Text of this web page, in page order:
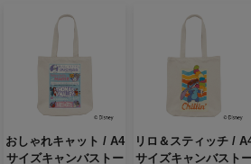
おしゃれキャット / A4
サイズキャンバストー
リロ＆スティッチ /
サイズキャンバスト